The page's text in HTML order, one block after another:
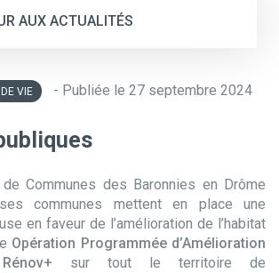
AUX ACTUALITÉS
VIE - Publiée le 27 septembre 2024
de Communes des Baronnies en Drôme
communes mettent en place une
en faveur de l’amélioration de l’habitat
Opération Programmée d’Amélioration
sur tout le territoire de